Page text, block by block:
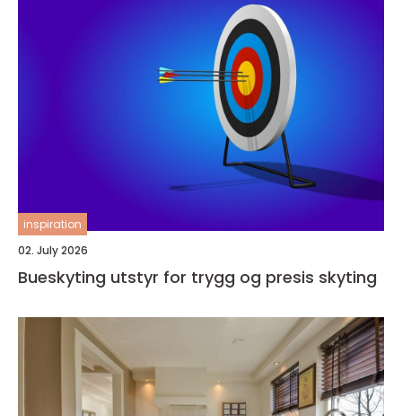
inspiration
02. July 2026
Bueskyting utstyr for trygg og presis skyting